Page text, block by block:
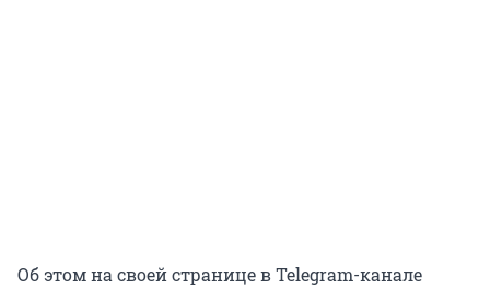
Об этом на своей странице в Telegram-канале